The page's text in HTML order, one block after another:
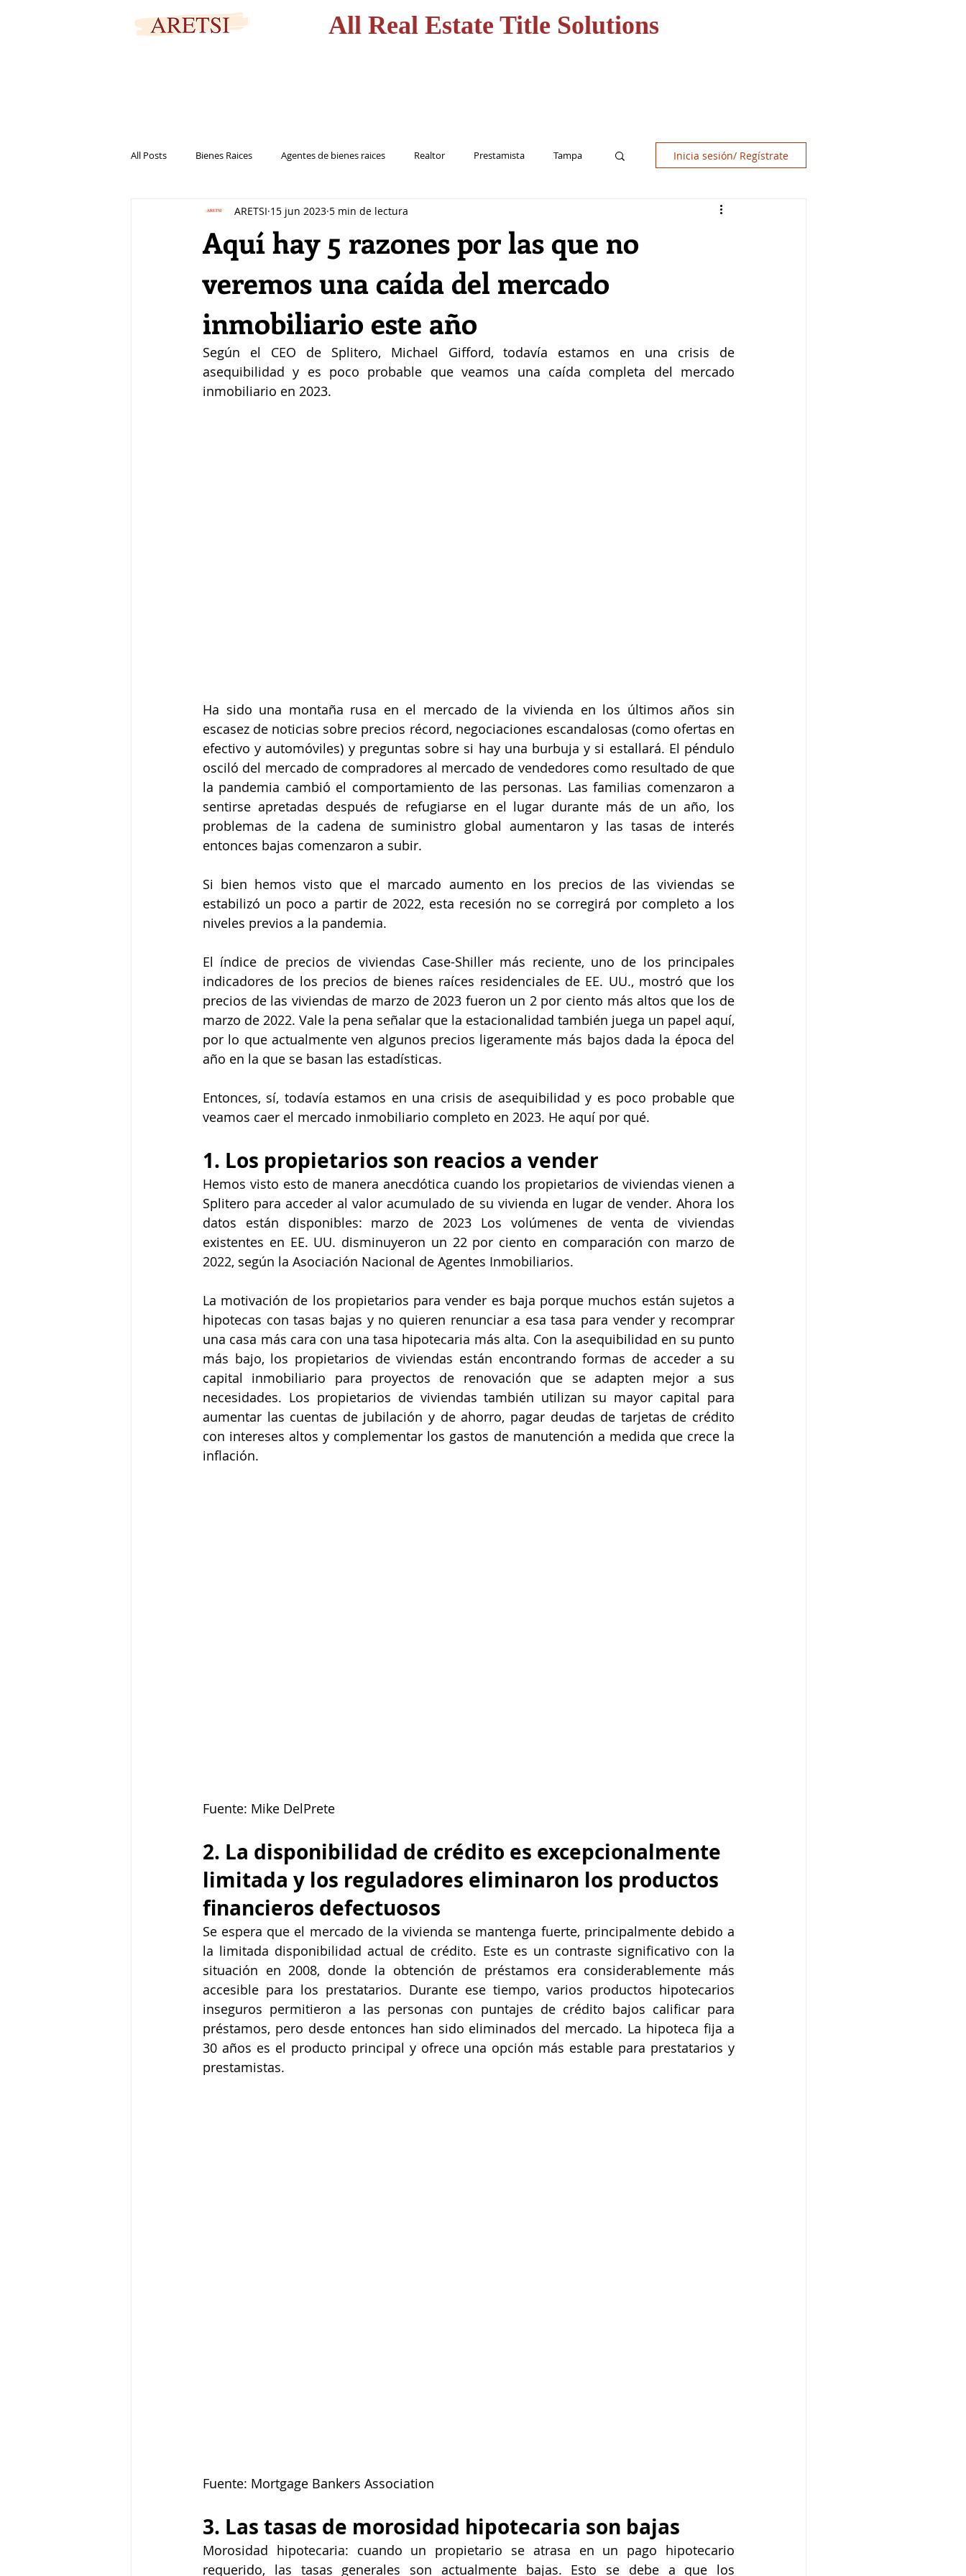
All Real Estate Title Solutions
All Posts Bienes Raices Agentes de bienes raices Realtor Prestamista Tampa
Casa Vivienda Inversionista
Inicia sesión/ Regístrate
Aquí hay 5 razones por las que no
veremos una caída del mercado
inmobiliario este año
ARETSI 15 jun 2023 5 min de lectura
Según el CEO de Splitero, Michael Gifford, todavía estamos en una crisis de
asequibilidad y es poco probable que veamos una caída completa del mercado
inmobiliario en 2023.
Ha sido una montaña rusa en el mercado de la vivienda en los últimos años sin
escasez de noticias sobre precios récord, negociaciones escandalosas (como ofertas en
efectivo y automóviles) y preguntas sobre si hay una burbuja y si estallará. El péndulo
osciló del mercado de compradores al mercado de vendedores como resultado de que
la pandemia cambió el comportamiento de las personas. Las familias comenzaron a
sentirse apretadas después de refugiarse en el lugar durante más de un año, los
problemas de la cadena de suministro global aumentaron y las tasas de interés
entonces bajas comenzaron a subir.
Si bien hemos visto que el marcado aumento en los precios de las viviendas se
estabilizó un poco a partir de 2022, esta recesión no se corregirá por completo a los
niveles previos a la pandemia.
El índice de precios de viviendas Case-Shiller más reciente, uno de los principales
indicadores de los precios de bienes raíces residenciales de EE. UU., mostró que los
precios de las viviendas de marzo de 2023 fueron un 2 por ciento más altos que los de
marzo de 2022. Vale la pena señalar que la estacionalidad también juega un papel aquí,
por lo que actualmente ven algunos precios ligeramente más bajos dada la época del
año en la que se basan las estadísticas.
Entonces, sí, todavía estamos en una crisis de asequibilidad y es poco probable que
veamos caer el mercado inmobiliario completo en 2023. He aquí por qué.
1. Los propietarios son reacios a vender
Hemos visto esto de manera anecdótica cuando los propietarios de viviendas vienen a
Splitero para acceder al valor acumulado de su vivienda en lugar de vender. Ahora los
datos están disponibles: marzo de 2023 Los volúmenes de venta de viviendas
existentes en EE. UU. disminuyeron un 22 por ciento en comparación con marzo de
2022, según la Asociación Nacional de Agentes Inmobiliarios.
La motivación de los propietarios para vender es baja porque muchos están sujetos a
hipotecas con tasas bajas y no quieren renunciar a esa tasa para vender y recomprar
una casa más cara con una tasa hipotecaria más alta. Con la asequibilidad en su punto
más bajo, los propietarios de viviendas están encontrando formas de acceder a su
capital inmobiliario para proyectos de renovación que se adapten mejor a sus
necesidades. Los propietarios de viviendas también utilizan su mayor capital para
aumentar las cuentas de jubilación y de ahorro, pagar deudas de tarjetas de crédito
con intereses altos y complementar los gastos de manutención a medida que crece la
inflación.
Fuente: Mike DelPrete
2. La disponibilidad de crédito es excepcionalmente
limitada y los reguladores eliminaron los productos
financieros defectuosos
Se espera que el mercado de la vivienda se mantenga fuerte, principalmente debido a
la limitada disponibilidad actual de crédito. Este es un contraste significativo con la
situación en 2008, donde la obtención de préstamos era considerablemente más
accesible para los prestatarios. Durante ese tiempo, varios productos hipotecarios
inseguros permitieron a las personas con puntajes de crédito bajos calificar para
préstamos, pero desde entonces han sido eliminados del mercado. La hipoteca fija a
30 años es el producto principal y ofrece una opción más estable para prestatarios y
prestamistas.
Fuente: Mortgage Bankers Association
3. Las tasas de morosidad hipotecaria son bajas
Morosidad hipotecaria: cuando un propietario se atrasa en un pago hipotecario
requerido, las tasas generales son actualmente bajas. Esto se debe a que los